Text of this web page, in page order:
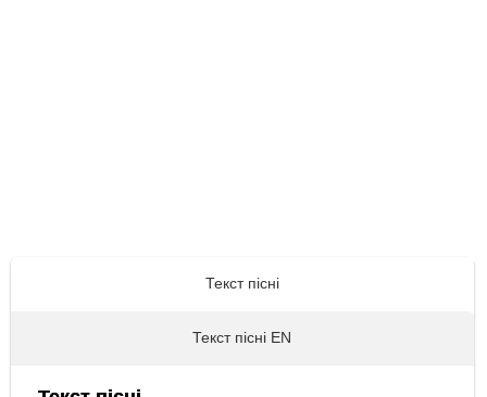
Текст пісні
Текст пісні EN